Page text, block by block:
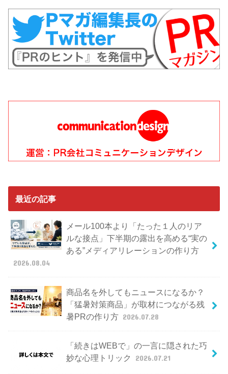
最近の記事
メール100本より「たった１人のリア
ルな接点」下半期の露出を高める“実の
ある”メディアリレーションの作り方
2026.08.04
商品名を外してもニュースになるか？
「猛暑対策商品」が取材につながる残
暑PRの作り方 2026.07.28
「続きはWEBで」の一言に隠された巧
妙な心理トリック
2026.07.21